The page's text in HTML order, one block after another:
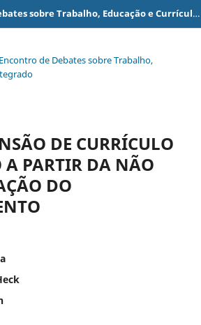
II Encontro de Debates sobre Trabalho, Educação e Currículo Integrado
de Debates sobre Trabalho,
DE CURRÍCULO
A PARTIR DA NÃO
DO